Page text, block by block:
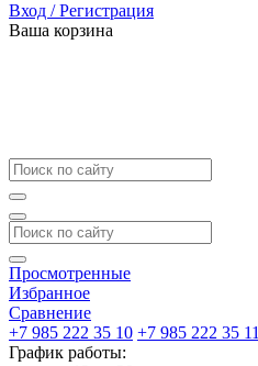
Вход / Регистрация
Ваша корзина
Просмотренные
Избранное
Сравнение
+7 985 222 35 10 +7 985 222 35 11
График работы: